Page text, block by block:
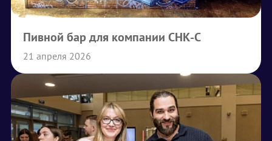
Пивной бар для компании СНК-С
21 апреля 2026